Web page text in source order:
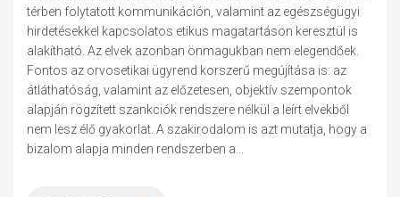
térben folytatott kommunikáción, valamint az egészségügyi
hirdetésekkel kapcsolatos etikus magatartáson keresztül is
alakítható. Az elvek azonban önmagukban nem elegendőek.
Fontos az orvosetikai ügyrend korszerű megújítása is: az
átláthatóság, valamint az előzetesen, objektív szempontok
alapján rögzített szankciók rendszere nélkül a leírt elvekből
nem lesz élő gyakorlat. A szakirodalom is azt mutatja, hogy a
bizalom alapja minden rendszerben a...